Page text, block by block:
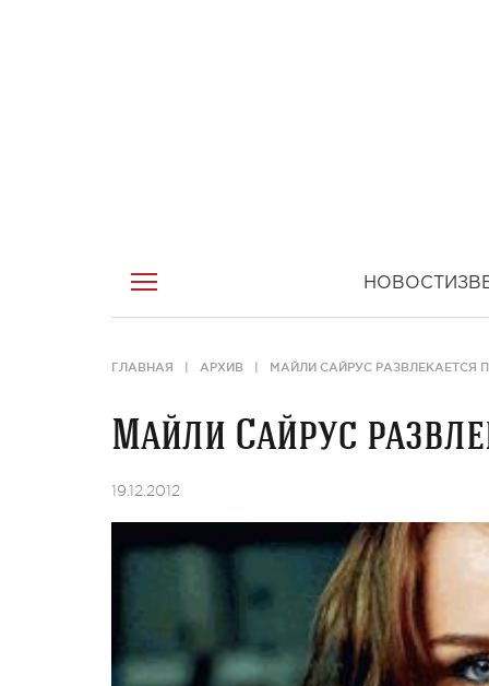
НОВОСТИ
ГЛАВНАЯ АРХИВ МАЙЛИ САЙРУС РАЗВЛЕКАЕТСЯ
Майли Сайрус
19.12.2012